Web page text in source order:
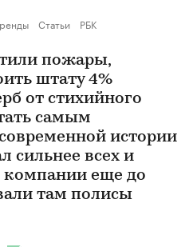
Статьи РБК
пожары,
штату 4%
от стихийного
самым
истории
сильнее всех и
компании еще до
там полисы